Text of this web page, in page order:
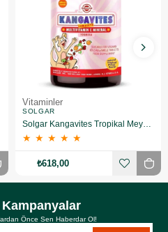
Vitaminler
SOLGAR
Solgar Kangavites Tropikal Meyve Aromalı 60 Tablet
★ ★ ★ ★ ★
₺618,00
Önce Sen Haberdar Ol!